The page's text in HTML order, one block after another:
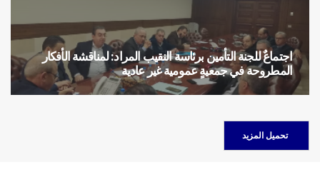
اجتماعٌ للجنة التأمين برئاسة النقيب المراد: لمناقشة الأفكار
المطروحة في جمعيةٍ عمومية غير عادية